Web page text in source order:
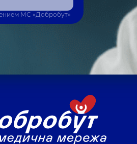
МС «Добробут»